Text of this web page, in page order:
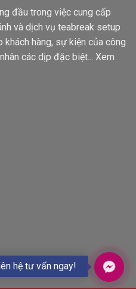
đầu trong việc cung cấp
và dịch vụ teabreak setup
hàng, sự kiện của công
các dịp đặc biệt... Xem
hệ tư vấn ngay!